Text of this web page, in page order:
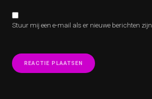
Stuur mij een e-mail als er nieuwe berichten zijn.